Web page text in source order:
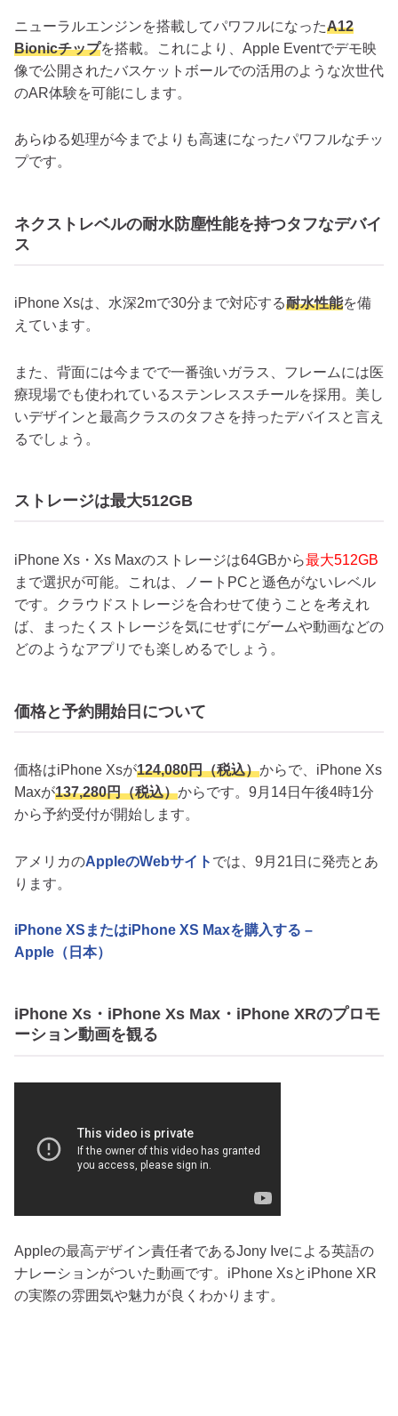
ニューラルエンジンを搭載してパワフルになったA12
Bionicチップを搭載。これにより、Apple Eventでデモ映
像で公開されたバスケットボールでの活用のような次世代
のAR体験を可能にします。
あらゆる処理が今までよりも高速になったパワフルなチッ
プです。
ネクストレベルの耐水防塵性能を持つタフなデバイ
ス
iPhone Xsは、水深2mで30分まで対応する耐水性能を備
えています。
また、背面には今までで一番強いガラス、フレームには医
療現場でも使われているステンレススチールを採用。美し
いデザインと最高クラスのタフさを持ったデバイスと言え
るでしょう。
ストレージは最大512GB
iPhone Xs・Xs Maxのストレージは64GBから最大512GB
まで選択が可能。これは、ノートPCと遜色がないレベル
です。クラウドストレージを合わせて使うことを考えれ
ば、まったくストレージを気にせずにゲームや動画などの
どのようなアプリでも楽しめるでしょう。
価格と予約開始日について
価格はiPhone Xsが124,080円（税込）からで、iPhone Xs
Maxが137,280円（税込）からです。9月14日午後4時1分
から予約受付が開始します。
アメリカのAppleのWebサイト では、9月21日に発売とあ
ります。
iPhone XSまたはiPhone XS Maxを購入する –
Apple（日本）
iPhone Xs・iPhone Xs Max・iPhone XRのプロモ
ーション動画を観る
Appleの最高デザイン責任者であるJony Iveによる英語の
ナレーションがついた動画です。iPhone XsとiPhone XR
の実際の雰囲気や魅力が良くわかります。